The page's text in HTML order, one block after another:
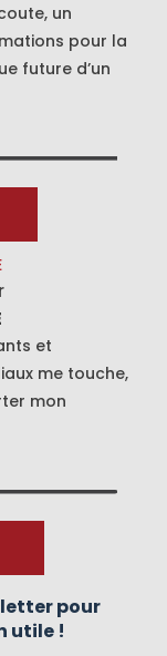
un
pour la
future d’un
et
me touche,
mon
pour
utile !